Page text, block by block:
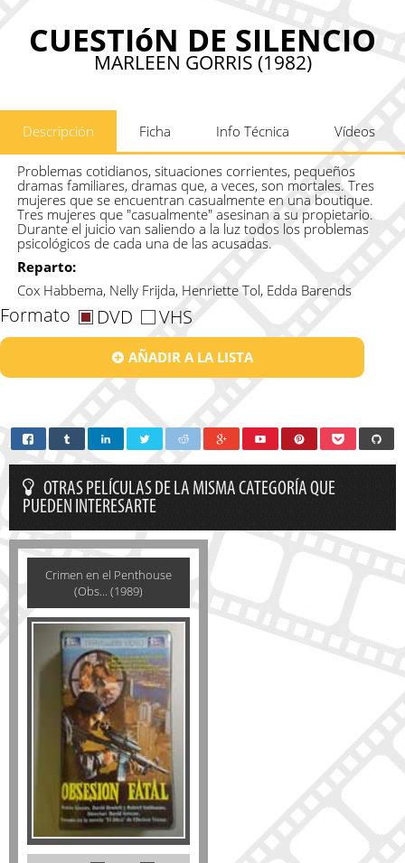
CUESTIóN DE SILENCIO
MARLEEN GORRIS (1982)
Descripción Ficha Info Técnica Vídeos
Problemas cotidianos, situaciones corrientes, pequeños
dramas familiares, dramas que, a veces, son mortales. Tres
mujeres que se encuentran casualmente en una boutique.
Tres mujeres que "casualmente" asesinan a su propietario.
Durante el juicio van saliendo a la luz todos los problemas
psicológicos de cada una de las acusadas.
Reparto:
Cox Habbema, Nelly Frijda, Henriette Tol, Edda Barends
Formato DVD VHS
AÑADIR A LA LISTA
OTRAS PELÍCULAS DE LA MISMA CATEGORÍA QUE
PUEDEN INTERESARTE
Crimen en el Penthouse
(Obs... (1989)